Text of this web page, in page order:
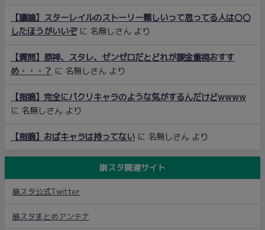
【議論】スターレイルのストーリー難しいって思ってる人は〇〇
したほうがいいぞに 名無しさん より
【質問】原神、スタレ、ゼンゼロだとどれが課金重視おすす
め・・・？ に 名無しさん より
【指摘】完全にパクリキャラのような気がするんだけどwwww
に 名無しさん より
【指摘】おばキャラは持ってない に 名無しさん より
崩スタ関連サイト
崩スタ公式Twitter
崩スタまとめアンテナ